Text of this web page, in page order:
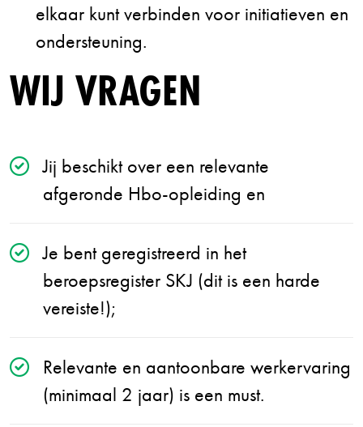
elkaar kunt verbinden voor initiatieven en
ondersteuning.
WIJ VRAGEN
Jij beschikt over een relevante
afgeronde Hbo-opleiding en
Je bent geregistreerd in het
beroepsregister SKJ (dit is een harde
vereiste!);
Relevante en aantoonbare werkervaring
(minimaal 2 jaar) is een must.